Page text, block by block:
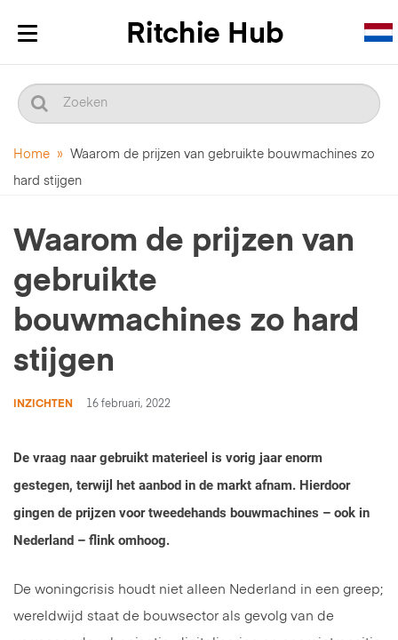
Navigatie
Home » Waarom de prijzen van gebruikte bouwmachines zo
hard stijgen
Waarom de prijzen van
gebruikte
bouwmachines zo hard
stijgen
INZICHTEN 16 februari, 2022
De vraag naar gebruikt materieel is vorig jaar enorm
gestegen, terwijl het aanbod in de markt afnam. Hierdoor
gingen de prijzen voor tweedehands bouwmachines – ook in
Nederland – flink omhoog.
De woningcrisis houdt niet alleen Nederland in een greep;
wereldwijd staat de bouwsector als gevolg van de